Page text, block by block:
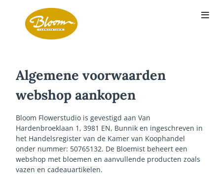
Algemene voorwaarden
webshop aankopen
Bloom Flowerstudio is gevestigd aan Van
Hardenbroeklaan 1, 3981 EN, Bunnik en ingeschreven in
het Handelsregister van de Kamer van Koophandel
onder nummer: 50765132. De Bloemist beheert een
webshop met bloemen en aanvullende producten zoals
vazen en cadeauartikelen.